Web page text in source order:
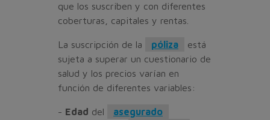
que los suscriben y con diferentes
coberturas, capitales y rentas.
La suscripción de la póliza
está
sujeta a superar un cuestionario de
salud y los precios varían en
función de diferentes variables:
- Edad del
asegurado